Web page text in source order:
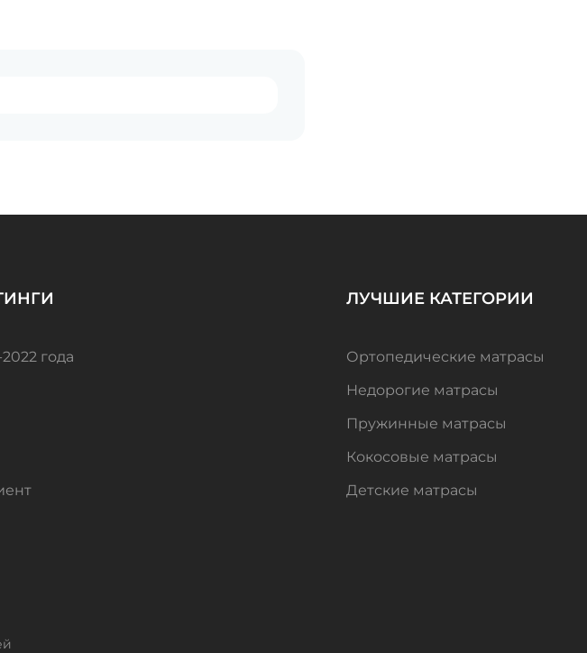
года
ЛУЧШИЕ КАТЕГОРИИ
Ортопедические матрасы
Недорогие матрасы
Пружинные матрасы
Кокосовые матрасы
Детские матрасы